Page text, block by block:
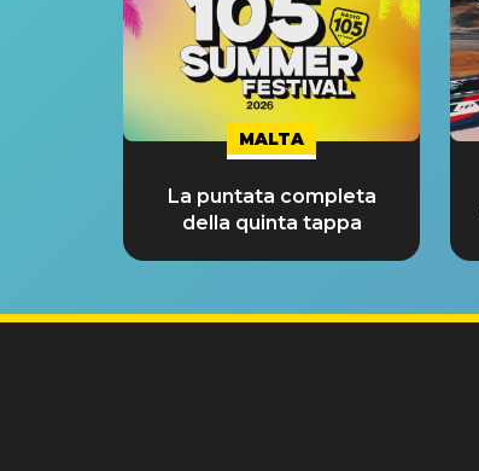
MALTA
La puntata completa
della quinta tappa